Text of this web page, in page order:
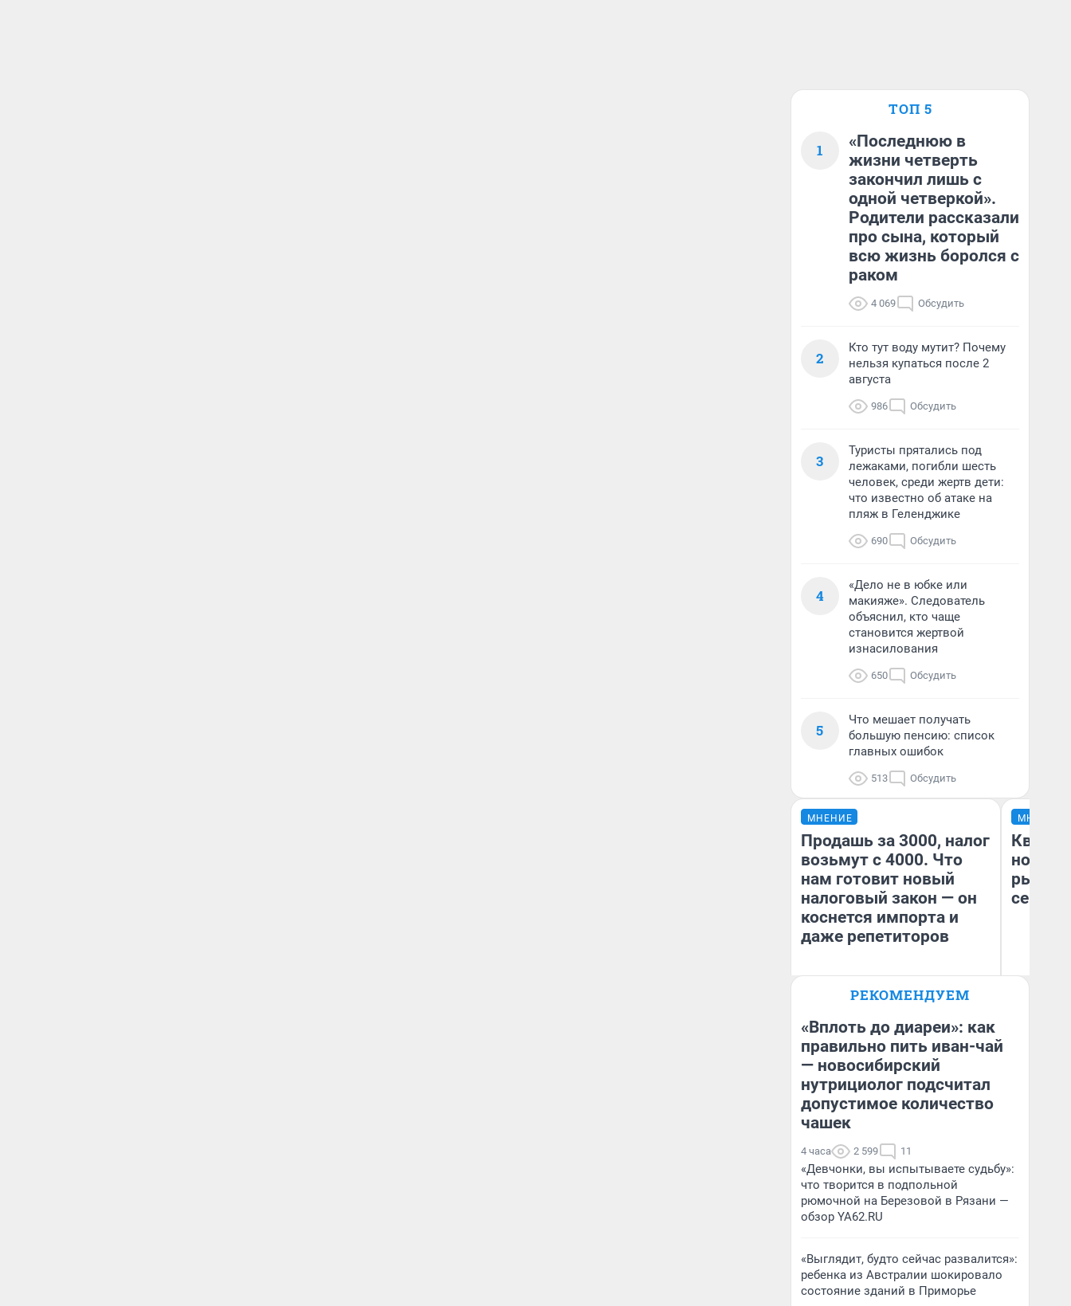
ТОП 5
1
«Последнюю в
жизни четверть
закончил лишь с
одной четверкой».
Родители рассказали
про сына, который
всю жизнь боролся с
раком
4 069 Обсудить
2
Кто тут воду мутит? Почему
нельзя купаться после 2
августа
986 Обсудить
3
Туристы прятались под
лежаками, погибли шесть
человек, среди жертв дети:
что известно об атаке на
пляж в Геленджике
690 Обсудить
4
«Дело не в юбке или
макияже». Следователь
объяснил, кто чаще
становится жертвой
изнасилования
650 Обсудить
5
Что мешает получать
большую пенсию: список
главных ошибок
513 Обсудить
МНЕНИЕ
Продашь за 3000, налог
возьмут с 4000. Что
нам готовит новый
налоговый закон — он
коснется импорта и
даже репетиторов
Анастасия Завгородняя
МНЕНИЕ
но
рынок
РЕКОМЕНДУЕМ
«Вплоть до диареи»: как
правильно пить иван-чай
— новосибирский
нутрициолог подсчитал
допустимое количество
чашек
4 часа 2 599 11
«Девчонки, вы испытываете судьбу»:
что творится в подпольной
рюмочной на Березовой в Рязани —
обзор YA62.RU
«Выглядит, будто сейчас развалится»:
ребенка из Австралии шокировало
состояние зданий в Приморье